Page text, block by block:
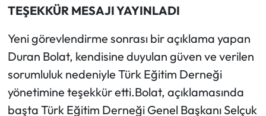
TEŞEKKÜR MESAJI YAYINLADI
Yeni görevlendirme sonrası bir açıklama yapan
Duran Bolat, kendisine duyulan güven ve verilen
sorumluluk nedeniyle Türk Eğitim Derneği
yönetimine teşekkür etti.Bolat, açıklamasında
başta Türk Eğitim Derneği Genel Başkanı Selçuk
Resmi Reklam